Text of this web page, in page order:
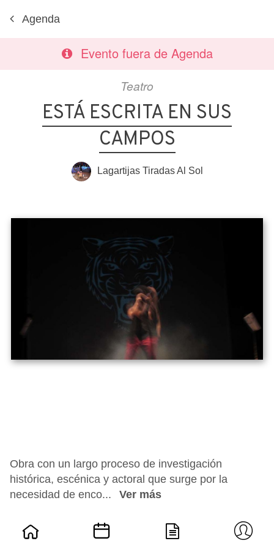
Agenda
Evento fuera de Agenda
Teatro
ESTÁ ESCRITA EN SUS
CAMPOS
Lagartijas Tiradas Al Sol
Obra con un largo proceso de investigación
histórica, escénica y actoral que surge por la
necesidad de enco...
Ver más